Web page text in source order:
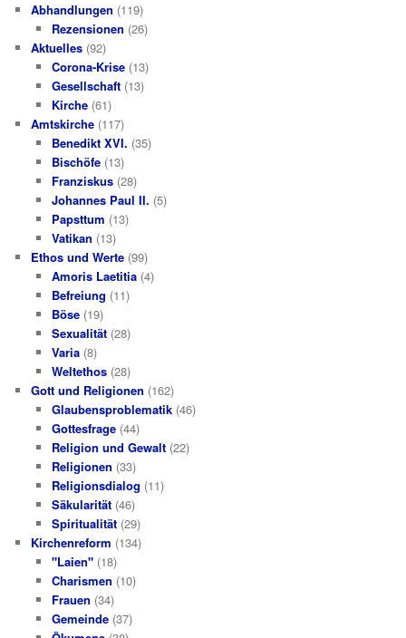
Abhandlungen (119)
Rezensionen (26)
Aktuelles (92)
Corona-Krise(13)
Gesellschaft(13)
Kirche(61)
Amtskirche (117)
Benedikt XVI. (35)
Bischöfe(13)
Franziskus(28)
Johannes Paul II. (5)
Papsttum (13)
Vatikan (13)
Ethos und Werte (99)
Amoris Laetitia(4)
Befreiung (11)
Böse(19)
Sexualität(28)
Varia(8)
Weltethos(28)
Gott und Religionen (162)
Glaubensproblematik(46)
Gottesfrage(44)
Religion und Gewalt(22)
Religionen (33)
Religionsdialog (11)
Säkularität(46)
Spiritualität(29)
Kirchenreform (134)
"Laien"(18)
Charismen (10)
Frauen (34)
Gemeinde(37)